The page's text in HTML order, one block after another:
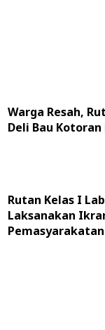
Warga Resah,
Deli Bau Kotoran
Rutan Kelas I
Laksanakan
Pemasyarakatan